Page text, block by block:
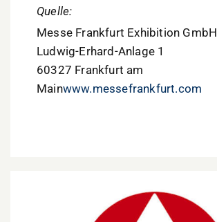
Quelle:
Messe Frankfurt Exhibition GmbH
Ludwig-Erhard-Anlage 1
60327 Frankfurt am
Mainwww.messefrankfurt.com